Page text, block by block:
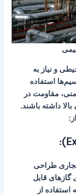
و نیاز به
استفاده
مقاومت در
داشته باشند.
:
طراحی
قابل
از